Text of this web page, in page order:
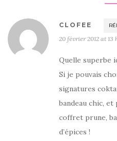
CLOFEE
20 février 2012 at 13
Quelle superbe
Si je pouvais
signatures
bandeau chic,
coffret prune,
d’épices !